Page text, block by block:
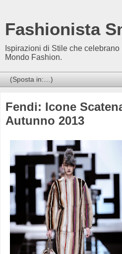
Fashionista
Ispirazioni di Stile che
Mondo Fashion.
Fendi: Icone
Autunno 2013